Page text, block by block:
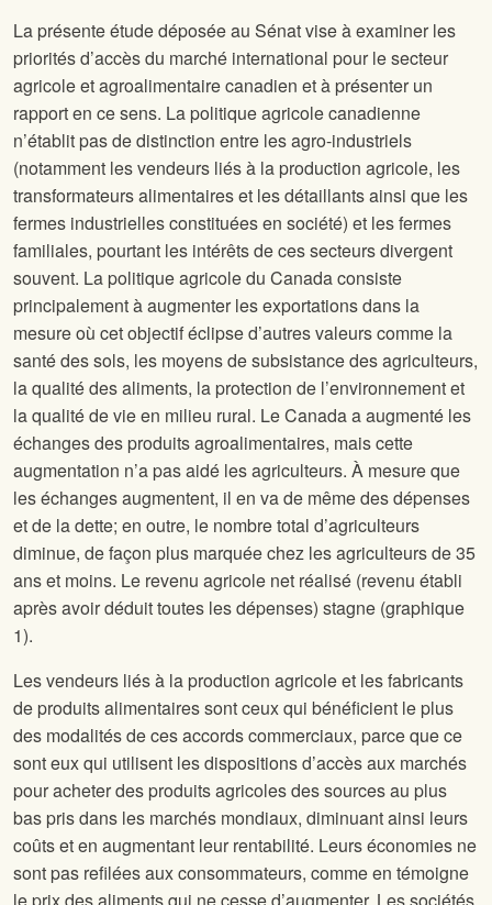
La présente étude déposée au Sénat vise à examiner les
priorités d’accès du marché international pour le secteur
agricole et agroalimentaire canadien et à présenter un
rapport en ce sens. La politique agricole canadienne
n’établit pas de distinction entre les agro-industriels
(notamment les vendeurs liés à la production agricole, les
transformateurs alimentaires et les détaillants ainsi que les
fermes industrielles constituées en société) et les fermes
familiales, pourtant les intérêts de ces secteurs divergent
souvent. La politique agricole du Canada consiste
principalement à augmenter les exportations dans la
mesure où cet objectif éclipse d’autres valeurs comme la
santé des sols, les moyens de subsistance des agriculteurs,
la qualité des aliments, la protection de l’environnement et
la qualité de vie en milieu rural. Le Canada a augmenté les
échanges des produits agroalimentaires, mais cette
augmentation n’a pas aidé les agriculteurs. À mesure que
les échanges augmentent, il en va de même des dépenses
et de la dette; en outre, le nombre total d’agriculteurs
diminue, de façon plus marquée chez les agriculteurs de 35
ans et moins. Le revenu agricole net réalisé (revenu établi
après avoir déduit toutes les dépenses) stagne (graphique
1).
Les vendeurs liés à la production agricole et les fabricants
de produits alimentaires sont ceux qui bénéficient le plus
des modalités de ces accords commerciaux, parce que ce
sont eux qui utilisent les dispositions d’accès aux marchés
pour acheter des produits agricoles des sources au plus
bas pris dans les marchés mondiaux, diminuant ainsi leurs
coûts et en augmentant leur rentabilité. Leurs économies ne
sont pas refilées aux consommateurs, comme en témoigne